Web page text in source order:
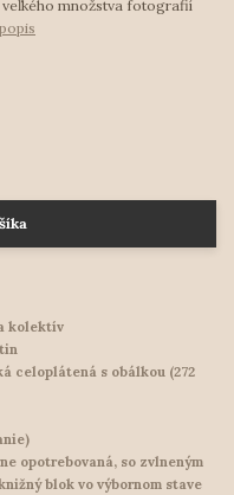
množstva fotografií
kolektív
celoplátená s obálkou (272
opotrebovaná, so zvlneným
blok vo výbornom stave